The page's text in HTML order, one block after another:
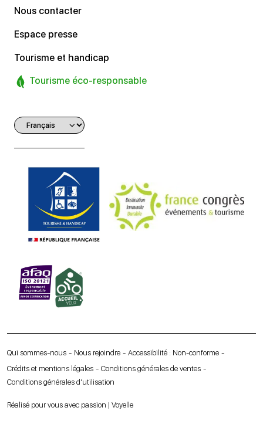
Nous contacter
Espace presse
Tourisme et handicap
Tourisme éco-responsable
Qui sommes-nous Nous rejoindre
Accessibilité : Non-conforme
Crédits et mentions légales
Conditions générales de ventes
Conditions générales d’utilisation
Réalisé pour vous avec passion | Voyelle